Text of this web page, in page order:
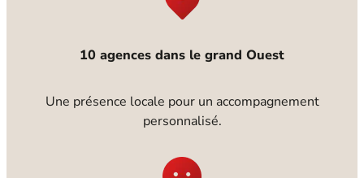
10 agences dans le grand Ouest
Une présence locale pour un accompagnement
personnalisé.